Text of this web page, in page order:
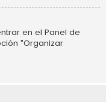
en el Panel de
"Organizar